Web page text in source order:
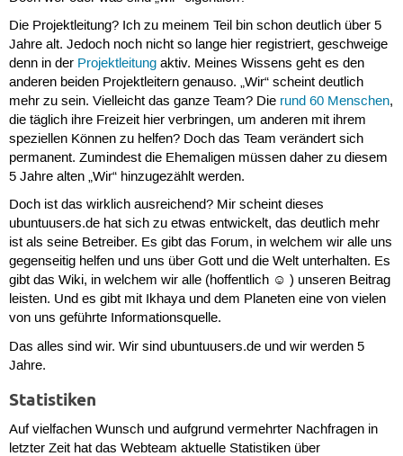
Die Projektleitung? Ich zu meinem Teil bin schon deutlich über 5
Jahre alt. Jedoch noch nicht so lange hier registriert, geschweige
denn in der Projektleitungaktiv. Meines Wissens geht es den
anderen beiden Projektleitern genauso. „Wir“ scheint deutlich
mehr zu sein. Vielleicht das ganze Team? Die rund 60 Menschen,
die täglich ihre Freizeit hier verbringen, um anderen mit ihrem
speziellen Können zu helfen? Doch das Team verändert sich
permanent. Zumindest die Ehemaligen müssen daher zu diesem
5 Jahre alten „Wir“ hinzugezählt werden.
Doch ist das wirklich ausreichend? Mir scheint dieses
ubuntuusers.de hat sich zu etwas entwickelt, das deutlich mehr
ist als seine Betreiber. Es gibt das Forum, in welchem wir alle uns
gegenseitig helfen und uns über Gott und die Welt unterhalten. Es
gibt das Wiki, in welchem wir alle (hoffentlich ☺ ) unseren Beitrag
leisten. Und es gibt mit Ikhaya und dem Planeten eine von vielen
von uns geführte Informationsquelle.
Das alles sind wir. Wir sind ubuntuusers.de und wir werden 5
Jahre.
Statistiken
Auf vielfachen Wunsch und aufgrund vermehrter Nachfragen in
letzter Zeit hat das Webteam aktuelle Statistiken über